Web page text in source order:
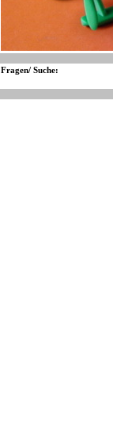
Fragen/ Suche: